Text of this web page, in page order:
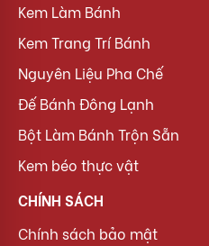
Kem Làm Bánh
Kem Trang Trí Bánh
Nguyên Liệu Pha Chế
Đế Bánh Đông Lạnh
Bột Làm Bánh Trộn Sẵn
Kem béo thực vật
CHÍNH SÁCH
Chính sách bảo mật